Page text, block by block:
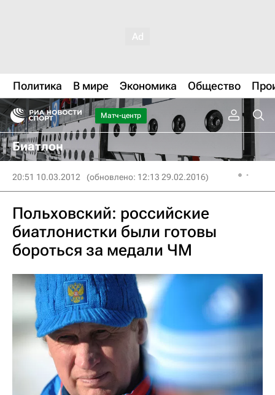
Политика В мире Экономика Общество
Матч-центр
Биатлон
20:51 10.03.2012 (обновлено: 12:13 29.02.2016)
Польховский: российские
биатлонистки были готовы
бороться за медали ЧМ